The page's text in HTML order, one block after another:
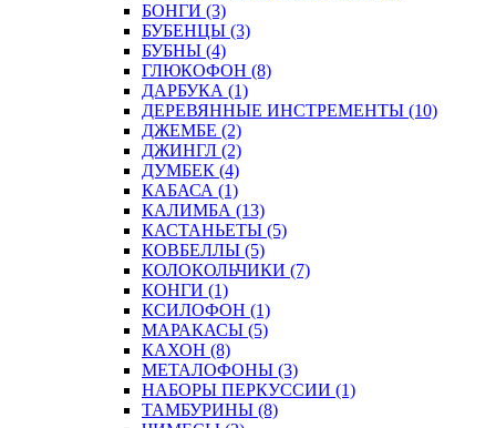
БОНГИ (3)
БУБЕНЦЫ (3)
БУБНЫ (4)
ГЛЮКОФОН (8)
ДАРБУКА (1)
ДЕРЕВЯННЫЕ ИНСТРЕМЕНТЫ (10)
ДЖЕМБЕ (2)
ДЖИНГЛ (2)
ДУМБЕК (4)
КАБАСА (1)
КАЛИМБА (13)
КАСТАНЬЕТЫ (5)
КОВБЕЛЛЫ (5)
КОЛОКОЛЬЧИКИ (7)
КОНГИ (1)
КСИЛОФОН (1)
МАРАКАСЫ (5)
КАХОН (8)
МЕТАЛОФОНЫ (3)
НАБОРЫ ПЕРКУССИИ (1)
ТАМБУРИНЫ (8)